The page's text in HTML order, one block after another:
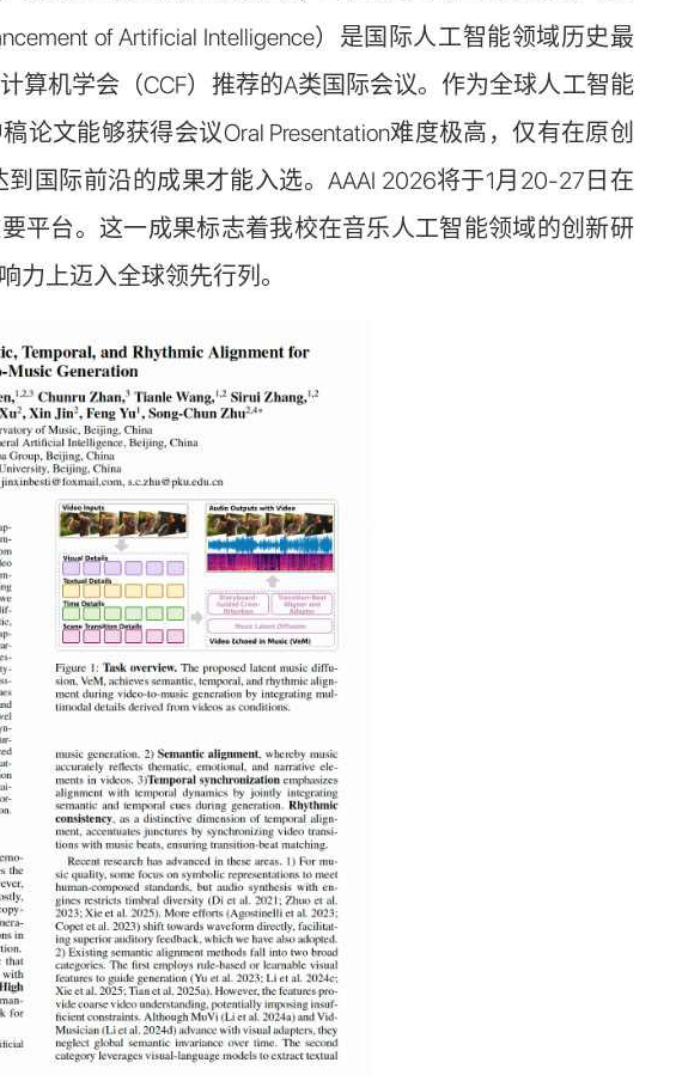
of Artificial Intelligence）是国际人工智能领域历史最
算机学会（CCF）推荐的A类国际会议。作为全球人工智能
论文能够获得会议Oral Presentation难度极高，仅有在原创
国际前沿的成果才能入选。AAAI 2026将于1月20-27日在
平台。这一成果标志着我校在音乐人工智能领域的创新研
力上迈入全球领先行列。